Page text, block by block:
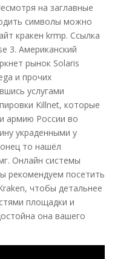
на заглавные
символы можно
кракен krmp. Ссылка
3. Американский
рынок Solaris
и прочих
услугами
Killnet, которые
армию России во
украденными у
то нашёл
Онлайн системы
рекомендуем посетить
чтобы детальнее
площадки и
она вашего